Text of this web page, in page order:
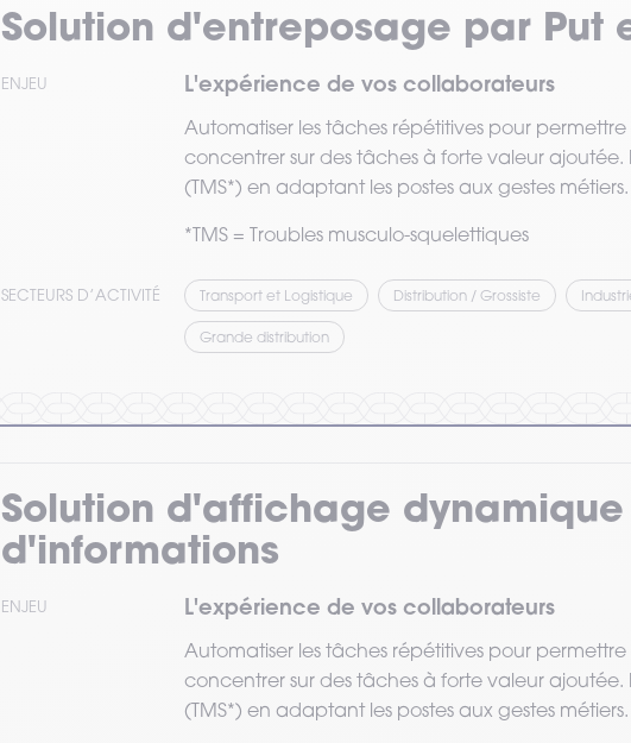
Solution d'entreposage par Put
ENJEU L'expérience de vos collaborateurs
Automatiser les tâches répétitives pour
concentrer sur des tâches à forte valeur
(TMS*) en adaptant les postes aux gestes métiers.
*TMS = Troubles musculo-squelettiques
SECTEURS D’ACTIVITÉ Transport et Logistique Distribution / Grossiste
Grande distribution
Solution d'affichage dynamique
d'informations
ENJEU L'expérience de vos collaborateurs
Automatiser les tâches répétitives pour
concentrer sur des tâches à forte valeur
(TMS*) en adaptant les postes aux gestes métiers.